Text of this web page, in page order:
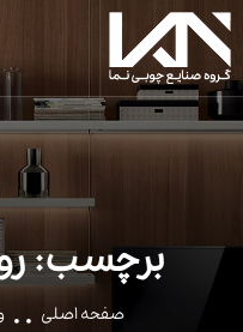
برچسب:
صفحه اصلی